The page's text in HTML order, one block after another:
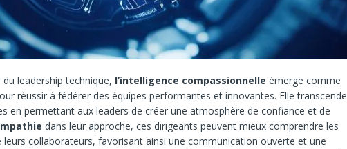
leadership technique, l’intelligence compassionnelle émerge comme
réussir à fédérer des équipes performantes et innovantes. Elle transcende
en permettant aux leaders de créer une atmosphère de confiance et de
dans leur approche, ces dirigeants peuvent mieux comprendre les
collaborateurs, favorisant ainsi une communication ouverte et une